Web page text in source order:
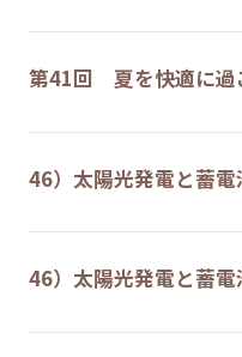
第41回 夏を快適に
46）太陽光発電と蓄
46）太陽光発電と蓄